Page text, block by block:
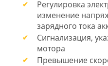
Регулировка
изменение
зарядного тока
Сигнализация,
мотора
Превышение